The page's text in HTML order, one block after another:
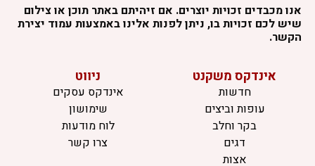
אנו מכבדים זכויות יוצרים. אם זיהיתם באתר תוכן או צילום
שיש לכם זכויות בו, ניתן לפנות אלינו באמצעות עמוד יצירת
הקשר.
אינדקס משקנט
חדשות
עופות וביצים
בקר וחלב
דגים
אצות
ניווט
אינדקס עסקים
שימושון
לוח מודעות
צרו קשר